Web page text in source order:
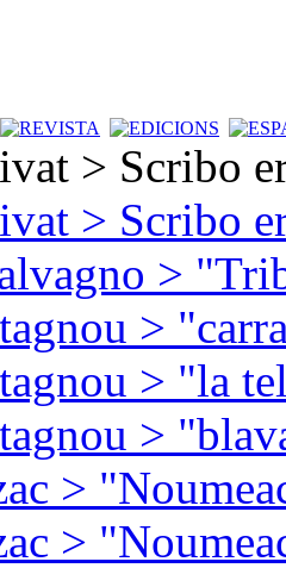
> Scribo
> Scribo
>
>
> "la
>
>
>